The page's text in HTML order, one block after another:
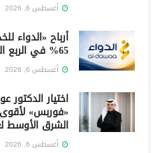
أغسطس 6, 2026
أرباح «الدواء
65% في الربع الثاني من 2026
أغسطس 6, 2026
اختيار
«فوربس» لأقوى
الشرق الأوسط لعام
أغسطس 6, 2026